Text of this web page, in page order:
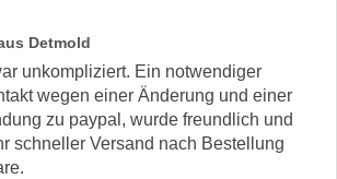
Detmold
unkompliziert. Ein notwendiger
wegen einer Änderung und einer
zu paypal, wurde freundlich und
schneller Versand nach Bestellung